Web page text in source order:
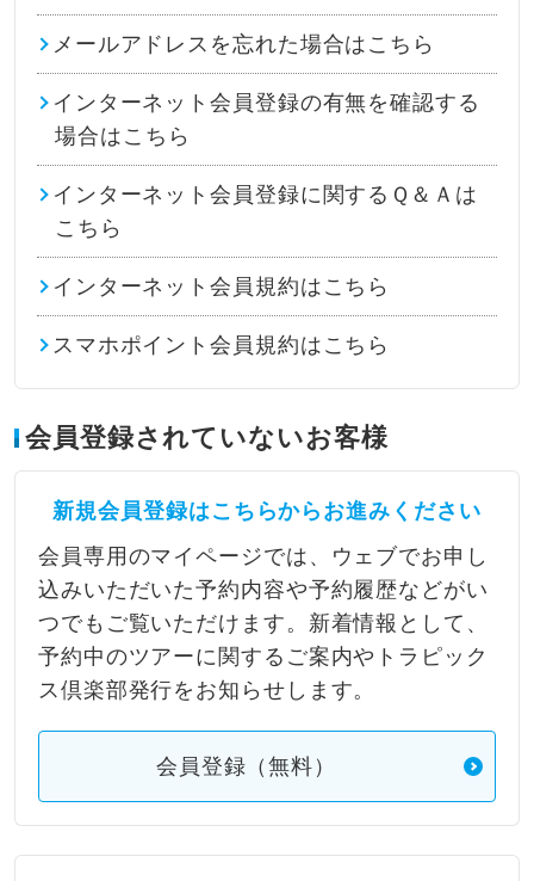
メールアドレスを忘れた場合はこちら
インターネット会員登録の有無を確認する
場合はこちら
インターネット会員登録に関するＱ＆Ａは
こちら
インターネット会員規約はこちら
スマホポイント会員規約はこちら
会員登録されていないお客様
新規会員登録はこちらからお進みください
会員専用のマイページでは、ウェブでお申し
込みいただいた予約内容や予約履歴などがい
つでもご覧いただけます。新着情報として、
予約中のツアーに関するご案内やトラピック
ス倶楽部発行をお知らせします。
会員登録（無料）